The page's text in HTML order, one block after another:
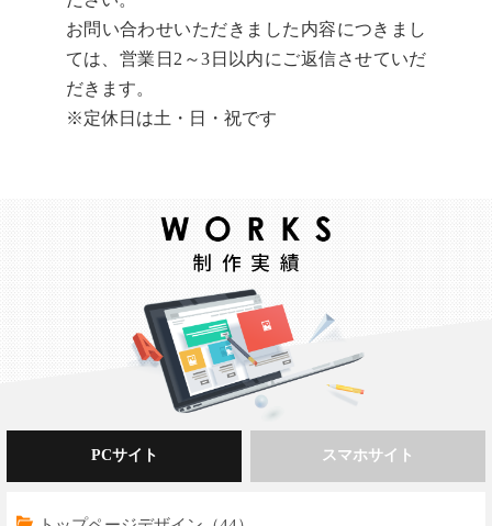
お問い合わせいただきました内容につきまし
ては、営業日2～3日以内にご返信させていだ
だきます。
※定休日は土・日・祝です
PCサイト スマホサイト